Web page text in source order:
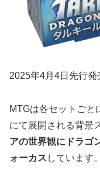
2025年4月4日先行発
MTGは各セットごと
にて展開される背景
アの世界観にドラゴ
ォーカス しています。